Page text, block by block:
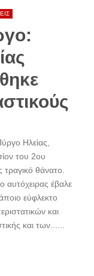
Ηλείας,
του 2ου
θάνατο.
αυτόχειρας έβαλε
εύφλεκτο
και
και των......